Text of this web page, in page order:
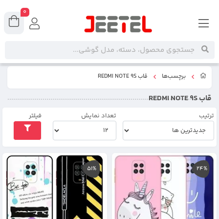
برچسب‌ها قاب REDMI NOTE 9S
قاب REDMI NOTE 9S
ترتیب تعداد نمایش فیلتر
24%
51%
0